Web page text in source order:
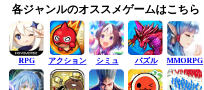
各ジャンルのオススメゲームはこちら
RPG アクション シミュ パズル MMORPG